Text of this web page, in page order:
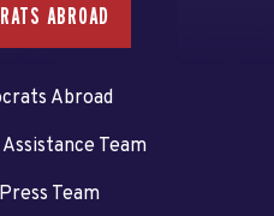
ABROAD
Abroad
Team
Team